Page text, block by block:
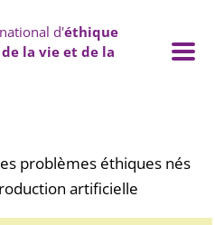
d'éthique
la vie et de la
problèmes éthiques nés
artificielle